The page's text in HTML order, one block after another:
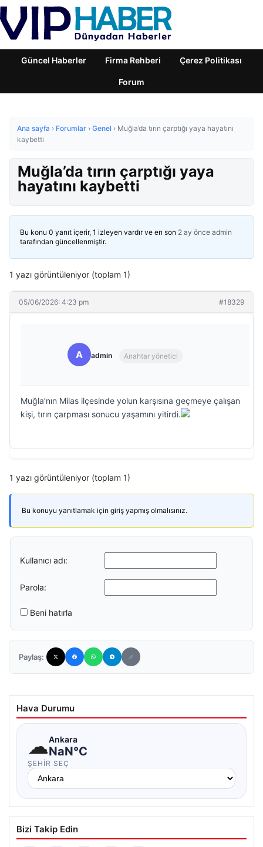
Güncel Haberler Firma Rehberi Çerez Politikası
Forum
Ana sayfa › Forumlar › Genel › Muğla’da tırın çarptığı yaya hayatını
kaybetti
Muğla’da tırın çarptığı yaya
hayatını kaybetti
Bu konu 0 yanıt içerir, 1 izleyen vardır ve en son 2 ay önce admin
tarafından güncellenmiştir.
1 yazı görüntüleniyor (toplam 1)
05/06/2026: 4:23 pm #18329
A admin Anahtar yönetici
Muğla’nın Milas ilçesinde yolun karşısına geçmeye çalışan
kişi, tırın çarpması sonucu yaşamını yitirdi.
1 yazı görüntüleniyor (toplam 1)
Bu konuyu yanıtlamak için giriş yapmış olmalısınız.
Kullanıcı adı:
Parola:
Beni hatırla
Paylaş:
Hava Durumu
☁Ankara
NaN°C
ŞEHIR SEÇ
Bizi Takip Edin